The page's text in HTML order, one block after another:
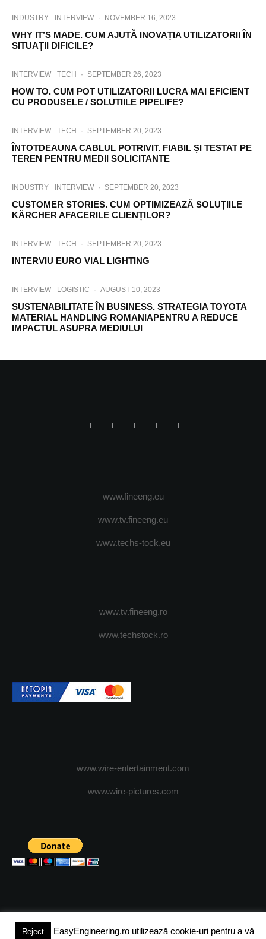
INDUSTRY INTERVIEW · NOVEMBER 16, 2023
WHY IT’S MADE. CUM AJUTĂ INOVAȚIA UTILIZATORII ÎN
SITUAȚII DIFICILE?
INTERVIEW TECH · SEPTEMBER 26, 2023
HOW TO. CUM POT UTILIZATORII LUCRA MAI EFICIENT
CU PRODUSELE / SOLUTIILE PIPELIFE?
INTERVIEW TECH · SEPTEMBER 20, 2023
ÎNTOTDEAUNA CABLUL POTRIVIT. FIABIL ȘI TESTAT PE
TEREN PENTRU MEDII SOLICITANTE
INDUSTRY INTERVIEW · SEPTEMBER 20, 2023
CUSTOMER STORIES. CUM OPTIMIZEAZĂ SOLUȚIILE
KÄRCHER AFACERILE CLIENȚILOR?
INTERVIEW TECH · SEPTEMBER 20, 2023
INTERVIU EURO VIAL LIGHTING
INTERVIEW LOGISTIC · AUGUST 10, 2023
SUSTENABILITATE ÎN BUSINESS. STRATEGIA TOYOTA
MATERIAL HANDLING ROMANIAPENTRU A REDUCE
IMPACTUL ASUPRA MEDIULUI
www.fineeng.eu
www.tv.fineeng.eu
www.techs-tock.eu
www.tv.fineeng.ro
www.techstock.ro
www.wire-entertainment.com
www.wire-pictures.com
(c) 2024 - FineEngineeringMagazine. All rights reserved.
Reject EasyEngineering.ro utilizează cookie-uri pentru a vă